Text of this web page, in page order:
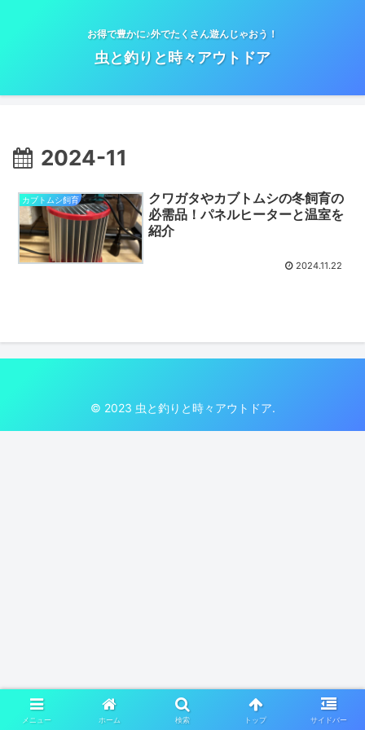
お得で豊かに♪外でたくさん遊んじゃおう！
虫と釣りと時々アウトドア
2024-11
カブトムシ飼育
クワガタやカブトムシの冬飼育の
必需品！パネルヒーターと温室を
紹介
2024.11.22
© 2023 虫と釣りと時々アウトドア.
メニュー ホーム 検索 トップ サイドバー